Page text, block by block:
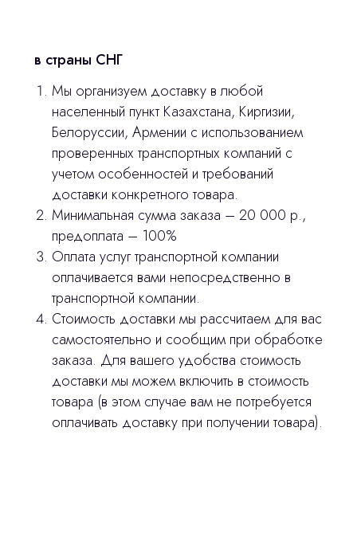
в страны СНГ
Мы организуем доставку в любой
населенный пункт Казахстана, Киргизии,
Белоруссии, Армении с использованием
проверенных транспортных компаний с
учетом особенностей и требований
доставки конкретного товара.
Минимальная сумма заказа – 20 000 р.,
предоплата – 100%
Оплата услуг транспортной компании
оплачивается вами непосредственно в
транспортной компании.
Стоимость доставки мы рассчитаем для вас
самостоятельно и сообщим при обработке
заказа. Для вашего удобства стоимость
доставки мы можем включить в стоимость
товара (в этом случае вам не потребуется
оплачивать доставку при получении товара).
Главная
Продукция
3D печать
Лицензирование
Изготовление хирургических шаблонов
Оплата и доставка
Политика конфиденциальности
Контакты